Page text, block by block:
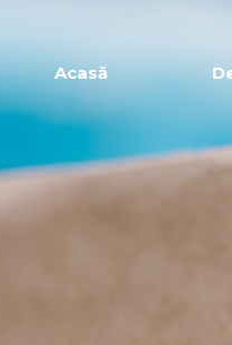
Acasă